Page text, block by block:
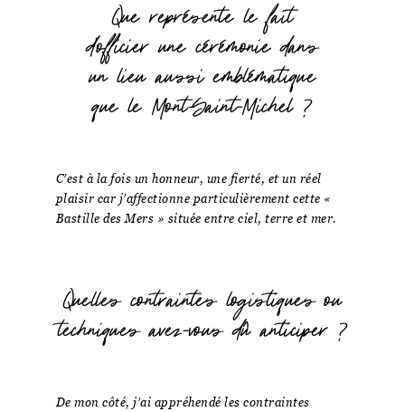
Que représente le fait
d'officier une cérémonie dans
un lieu aussi emblématique
que le Mont-Saint-Michel ?
C’est à la fois un honneur, une fierté, et un réel
plaisir car j’affectionne particulièrement cette «
Bastille des Mers » située entre ciel, terre et mer.
Quelles contraintes logistiques ou
techniques avez-vous dû anticiper ?
De mon côté, j’ai appréhendé les contraintes